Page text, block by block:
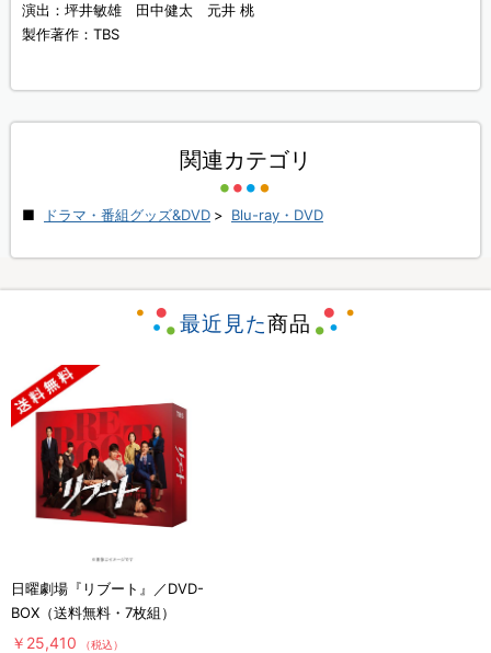
演出：坪井敏雄 田中健太 元井 桃
製作著作：TBS
関連カテゴリ
ドラマ・番組グッズ&DVD > Blu-ray・DVD
最近見た商品
日曜劇場『リブート』／DVD-
BOX（送料無料・7枚組）
￥25,410 （税込）